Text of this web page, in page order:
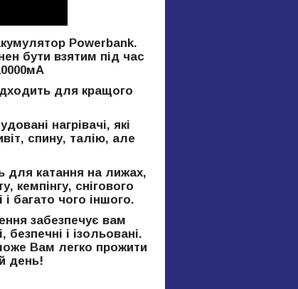
Powerbank.
бути взятим під час
для кращого
нагрівачі, які
спину, талію, але
для катання на лижах,
кемпінгу, снігового
і багато чого іншого.
забезпечує вам
і ізольовані.
Вам легко прожити
день!